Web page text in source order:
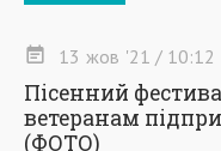
13 жов '21 / 10:12
Пісенний
ветеранам
(ФОТО)